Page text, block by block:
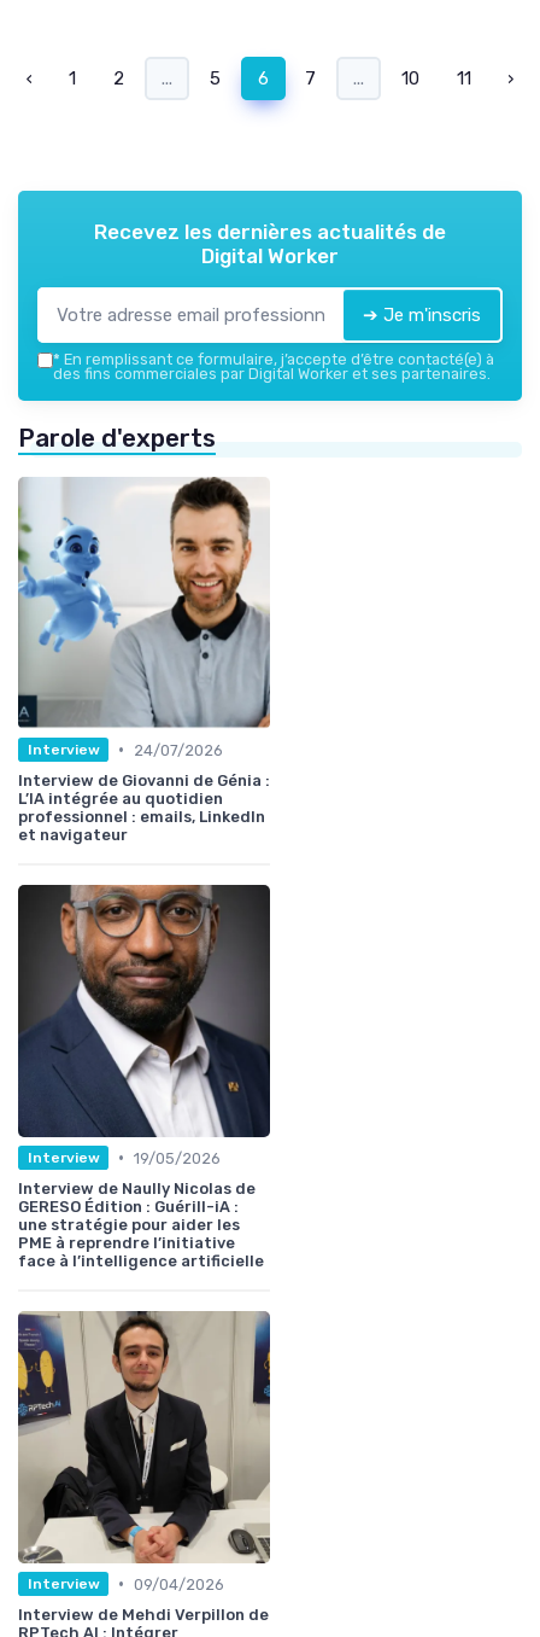
‹ 1 2 ... 5 6 7 ... 10 11 ›
Recevez les dernières actualités de
Digital Worker
➔ Je m'inscris
* En remplissant ce formulaire, j’accepte d’être contacté(e) à
des fins commerciales par Digital Worker et ses partenaires.
Parole d'experts
Interview •
24/07/2026
Interview de Giovanni de Génia :
L’IA intégrée au quotidien
professionnel : emails, LinkedIn
et navigateur
Interview • 19/05/2026
Interview de Naully Nicolas de
GERESO Édition : Guérill-iA :
une stratégie pour aider les
PME à reprendre l’initiative
face à l’intelligence artificielle
Interview • 09/04/2026
Interview de Mehdi Verpillon de
RPTech AI : Intégrer